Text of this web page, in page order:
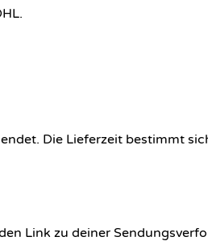
Die Lieferzeit bestimmt
Link zu deiner